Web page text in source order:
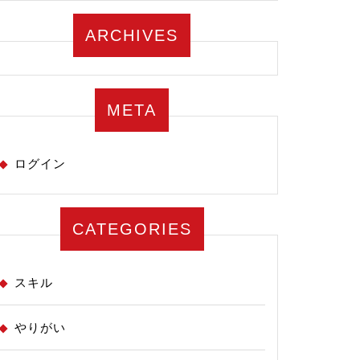
ARCHIVES
META
ログイン
CATEGORIES
スキル
やりがい